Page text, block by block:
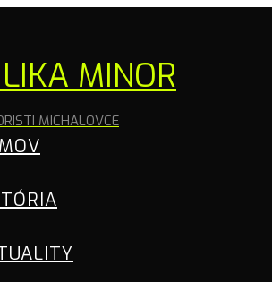
MINOR
MICHALOVCE